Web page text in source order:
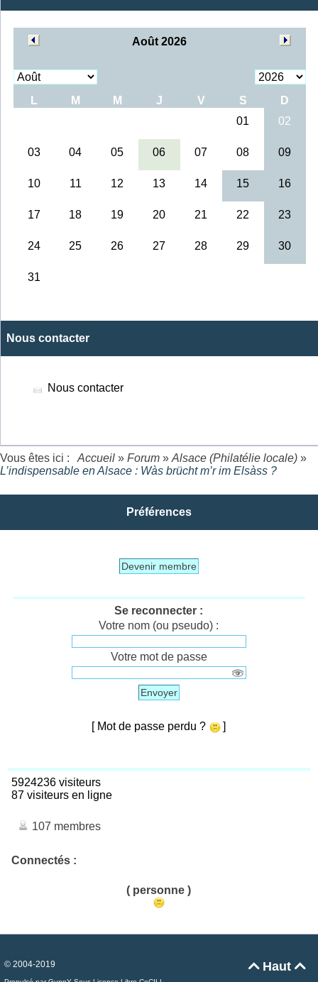
Nous contacter
Nous contacter
Vous êtes ici : Accueil » Forum » Alsace (Philatélie locale) »
L’indispensable en Alsace : Wàs brücht m’r im Elsàss ?
Préférences
Devenir membre
Se reconnecter :
Votre nom (ou pseudo) :
Votre mot de passe
Envoyer
[ Mot de passe perdu ? ]
5924236 visiteurs
87 visiteurs en ligne
107 membres
Connectés :
( personne )
Haut 
© 2004-2019